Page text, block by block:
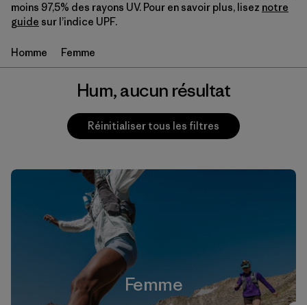
moins 97,5% des rayons UV. Pour en savoir plus, lisez notre
guide sur l’indice UPF.
Homme Femme
Hum, aucun résultat
Réinitialiser tous les filtres
Femme